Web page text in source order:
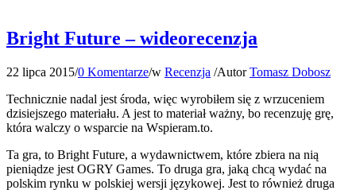
Bright Future – wideorecenzja
22 lipca 2015/0 Komentarze/w Recenzja /AutorTomasz Dobosz
Technicznie nadal jest środa, więc wyrobiłem się z wrzuceniem
dzisiejszego materiału. A jest to materiał ważny, bo recenzuję grę,
która walczy o wsparcie na Wspieram.to.
Ta gra, to Bright Future, a wydawnictwem, które zbiera na nią
pieniądze jest OGRY Games. To druga gra, jaką chcą wydać na
polskim rynku w polskiej wersji językowej. Jest to również druga